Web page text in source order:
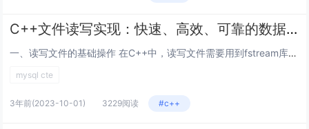
C++文件读写实现：快速、高效、可靠的数据存储和读取
一、读写文件的基础操作 在C++中，读写文件需要用到fstream库，包含在头文件中。使用fstream，需构建一个f...
mysql cte
3年前(2023-10-01) 3229阅读 #c++